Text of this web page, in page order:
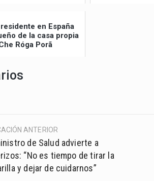
en España
de la casa propia
Róga Porã
ANTERIOR
de Salud advierte a
“No es tiempo de tirar la
y dejar de cuidarnos”